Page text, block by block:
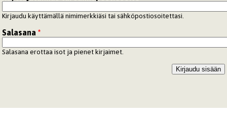
Kirjaudu käyttämällä nimimerkkiäsi tai sähköpostiosoitettasi.
Salasana*
Salasana erottaa isot ja pienet kirjaimet.